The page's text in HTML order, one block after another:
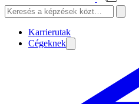
Karrierutak
Cégeknek